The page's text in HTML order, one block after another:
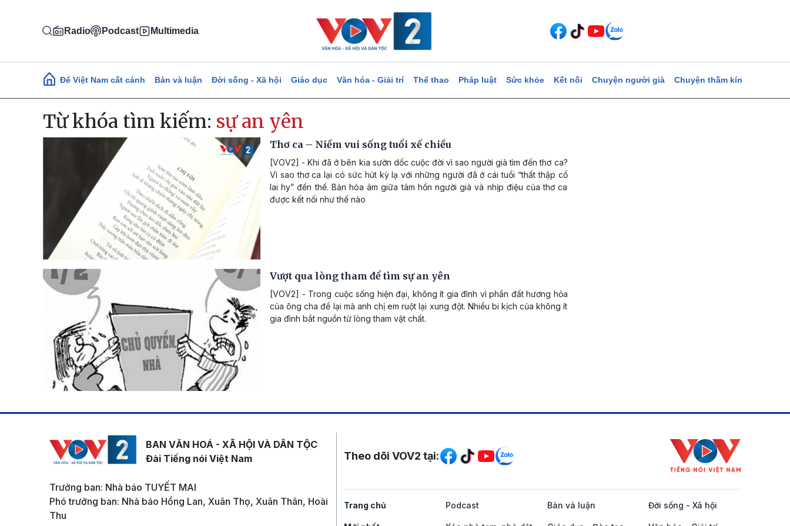
Radio Podcast Multimedia
Main navigation
Để Việt Nam cất cánh Bàn và luận Đời sống - Xã hội Giáo dục Văn hóa - Giải trí Thể thao Pháp luật Sức khỏe Kết nối Chuyện người già Chuyện thầm kín
Từ khóa tìm kiếm: sự an yên
Thơ ca – Niềm vui sống tuổi xế chiều
[VOV2] - Khi đã ở bên kia sườn dốc cuộc đời vì sao người già tìm đến thơ ca?
Vì sao thơ ca lại có sức hút kỳ lạ với những người đã ở cái tuổi “thất thập cổ
lai hy” đến thế. Bản hòa âm giữa tâm hồn người già và nhịp điệu của thơ ca
được kết nối như thế nào
Vượt qua lòng tham để tìm sự an yên
[VOV2] - Trong cuộc sống hiện đại, không ít gia đình vì phần đất hương hỏa
của ông cha để lại mà anh chị em ruột lại xung đột. Nhiều bi kịch của không ít
gia đình bắt nguồn từ lòng tham vật chất.
BAN VĂN HOÁ - XÃ HỘI VÀ DÂN TỘC
Đài Tiếng nói Việt Nam
Trưởng ban: Nhà báo TUYẾT MAI
Phó trưởng ban: Nhà báo Hồng Lan, Xuân Thọ, Xuân Thân, Hoài
Thu
Mạng xã hội
Theo dõi VOV2 tại:
Trang chủ Podcast Bàn và luận Đời sống - Xã hội